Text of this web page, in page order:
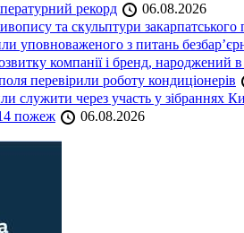
рекорд
06.08.2026
та скульптури
уповноваженого з питань
компанії і бренд, народжений
перевірили роботу кондиціонерів
служити через участь у зібраннях
пожеж
06.08.2026